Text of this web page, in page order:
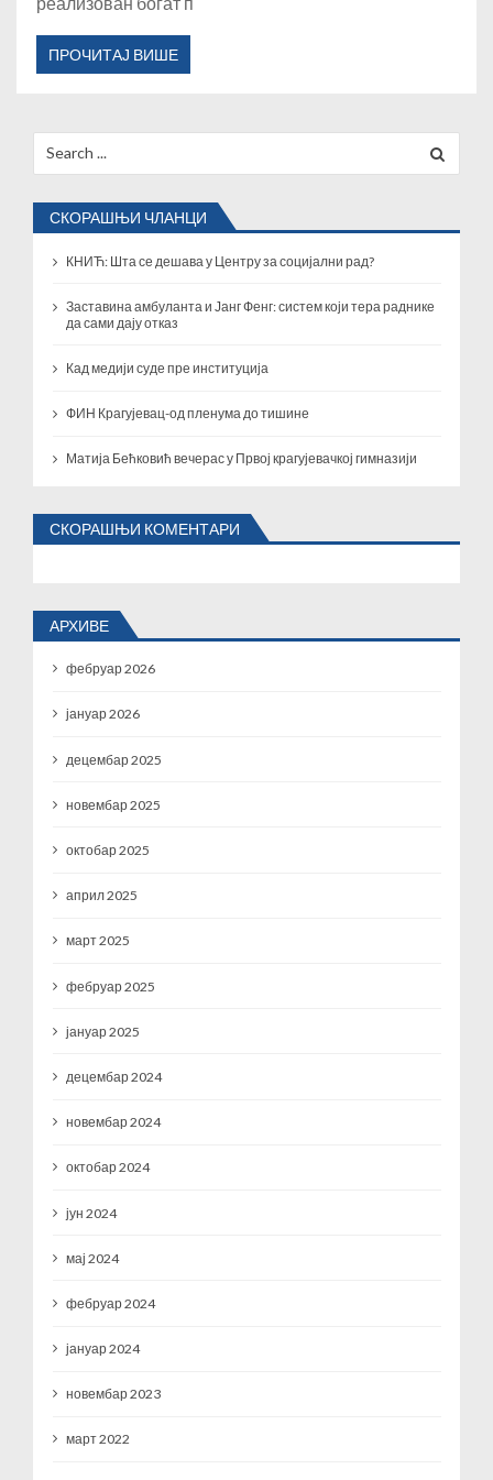
ПРОЧИТАЈ ВИШЕ
for:
СКОРАШЊИ ЧЛАНЦИ
КНИЋ: Шта се дешава у Центру за социјални рад?
Заставина амбуланта и Јанг Фенг: систем који тера раднике
да сами дају отказ
Кад медији суде пре институција
ФИН Крагујевац-од пленума до тишине
Матија Бећковић вечерас у Првој крагујевачкој гимназији
СКОРАШЊИ КОМЕНТАРИ
АРХИВЕ
фебруар 2026
јануар 2026
децембар 2025
новембар 2025
октобар 2025
април 2025
март 2025
фебруар 2025
јануар 2025
децембар 2024
новембар 2024
октобар 2024
јун 2024
мај 2024
фебруар 2024
јануар 2024
новембар 2023
март 2022